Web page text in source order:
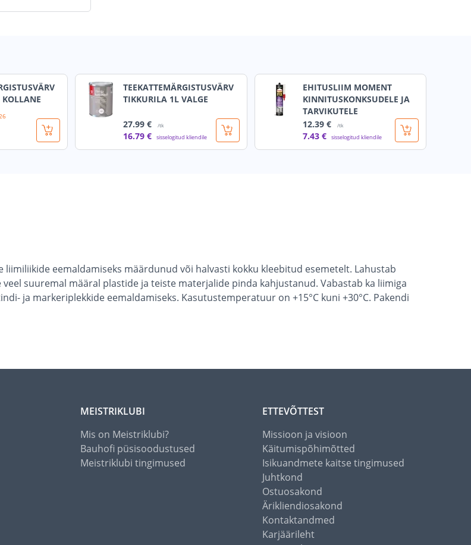
TEEKATTEMÄRGISTUSVÄRV
TIKKURILA 1L VALGE
27.99 € /tk
16.79 € sisselogitud kliendile
EHITUSLIIM MOMENT
KINNITUSKONKSUDELE JA
TARVIKUTELE
12.39 € /tk
7.43 € sisselogitud kliendile
eemaldamiseks määrdunud või halvasti kokku kleebitud esemetelt. Lahustab
suuremal määral plastide ja teiste materjalide pinda kahjustanud. Vabastab ka liimiga
ja markeriplekkide eemaldamiseks. Kasutustemperatuur on +15°C kuni +30°C. Pakendi
MEISTRIKLUBI
Mis on Meistriklubi?
Bauhofi püsisoodustused
Meistriklubi tingimused
ETTEVÕTTEST
Missioon ja visioon
Käitumispõhimõtted
Isikuandmete kaitse tingimused
Juhtkond
Ostuosakond
Ärikliendiosakond
Kontaktandmed
Karjäärileht